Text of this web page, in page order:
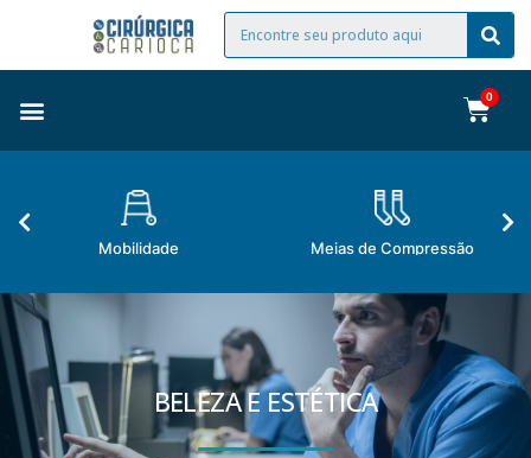
Mobilidade Meias de Compressão
BELEZA E ESTÉTICA